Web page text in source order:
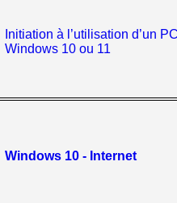
Initiation à l’utilisation d’un
Windows 10 ou 11
Windows 10 - Internet